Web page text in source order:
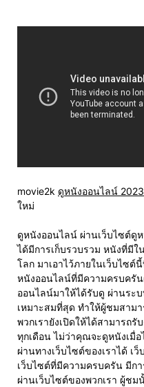
movie2k ดูหนังออนไลน์ 2023
ใหม่
ดูหนังออนไลน์ ผ่านเว็บไซต์ดู
ได้มีการเก็บรวบรวม หนังที่มี
โลก มาเอาไว้ภายในเว็บไซต์
หนังออนไลน์ที่มีความครบครัน
ออนไลน์มาให้ได้รับดู ผ่านระ
เหมาะสมที่สุด ทำให้ผู้ชมสาม
พวกเรายังเปิดให้ได้สามารถ
ทุกเดือน ไม่ว่าคุณจะดูหนังเมื่อ
ผ่านทางเว็บไซต์ของเราได้ เ
เว็บไซต์ที่มีความครบครัน มีก
ผ่านเว็บไซต์ของพวกเรา ผู้ช